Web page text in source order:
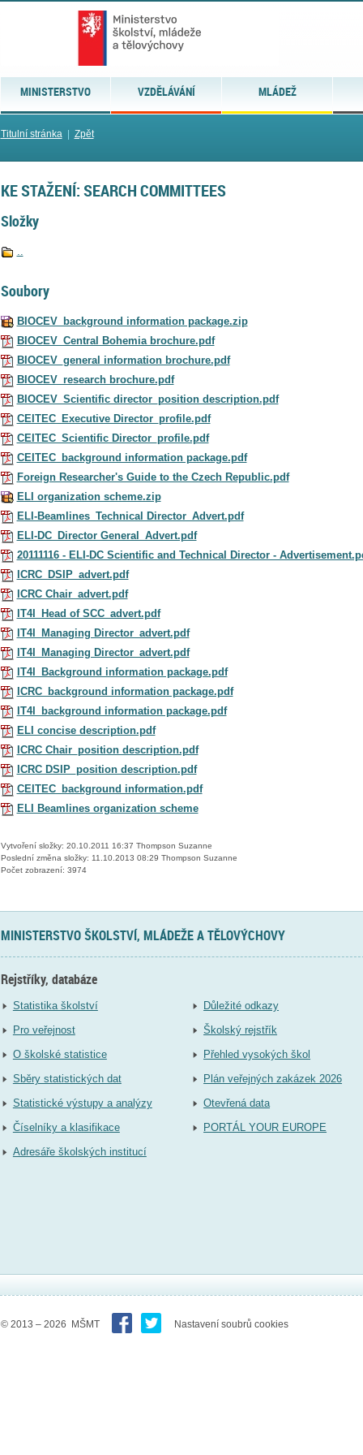
MINISTERSTVO VZDĚLÁVÁNÍ MLÁDEŽ
Titulní stránka| Zpět
KE STAŽENÍ: SEARCH COMMITTEES
Složky
..
Soubory
BIOCEV_background information package.zip
BIOCEV_Central Bohemia brochure.pdf
BIOCEV_general information brochure.pdf
BIOCEV_research brochure.pdf
BIOCEV_Scientific director_position description.pdf
CEITEC_Executive Director_profile.pdf
CEITEC_Scientific Director_profile.pdf
CEITEC_background information package.pdf
Foreign Researcher's Guide to the Czech Republic.pdf
ELI organization scheme.zip
ELI-Beamlines_Technical Director_Advert.pdf
ELI-DC_Director General_Advert.pdf
20111116 - ELI-DC Scientific and Technical Director -
ICRC_DSIP_advert.pdf
ICRC Chair_advert.pdf
IT4I_Head of SCC_advert.pdf
IT4I_Managing Director_advert.pdf
IT4I_Managing Director_advert.pdf
IT4I_Background information package.pdf
ICRC_background information package.pdf
IT4I_background information package.pdf
ELI concise description.pdf
ICRC Chair_position description.pdf
ICRC DSIP_position description.pdf
CEITEC_background information.pdf
ELI Beamlines organization scheme
Vytvoření složky: 20.10.2011 16:37 Thompson Suzanne
Poslední změna složky: 11.10.2013 08:29 Thompson Suzanne
Počet zobrazení: 3974
MINISTERSTVO ŠKOLSTVÍ, MLÁDEŽE A TĚLOVÝCHOVY
Rejstříky, databáze
Statistika školství
Pro veřejnost
O školské statistice
Sběry statistických dat
Statistické výstupy a analýzy
Číselníky a klasifikace
Adresáře školských institucí
Důležité odkazy
Školský rejstřík
Přehled vysokých škol
Plán veřejných zakázek 2026
Otevřená data
PORTÁL YOUR EUROPE
© 2013 – 2026 MŠMT Nastavení soubrů cookies